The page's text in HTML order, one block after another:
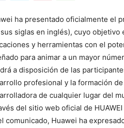
ha presentado oficialmente el
siglas en inglés), cuyo
y herramientas con el
para animar a un mayor
a disposición de las
profesional y la formación
de cualquier lugar del
del sitio web oficial de
comunicado, Huawei ha